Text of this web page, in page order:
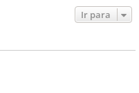
Ir para